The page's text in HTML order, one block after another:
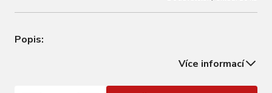
Popis:
Více informací